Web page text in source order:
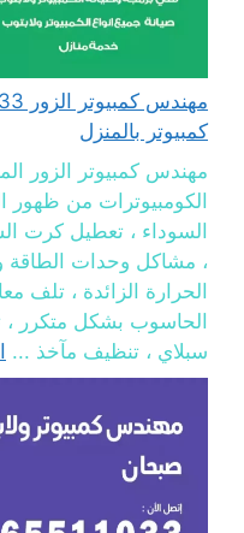
كمبيوتر بالمنزل
مهندس كمبيوتر الزور
الكومبيوترات من ظهور
السوداء ، تعطيل كرت
، مشاكل وحدات الطاقة
الحرارة الزائدة ، تلف
الحاسوب بشكل متكرر ،
سبلاي ، تنظيف مآخذ ...